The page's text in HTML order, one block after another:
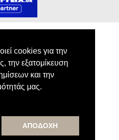
cookies για την
την εξατομίκευση
και την
μας.
ΑΠΟΔΟΧΗ
Newsletter
μας για να
προσφορές.